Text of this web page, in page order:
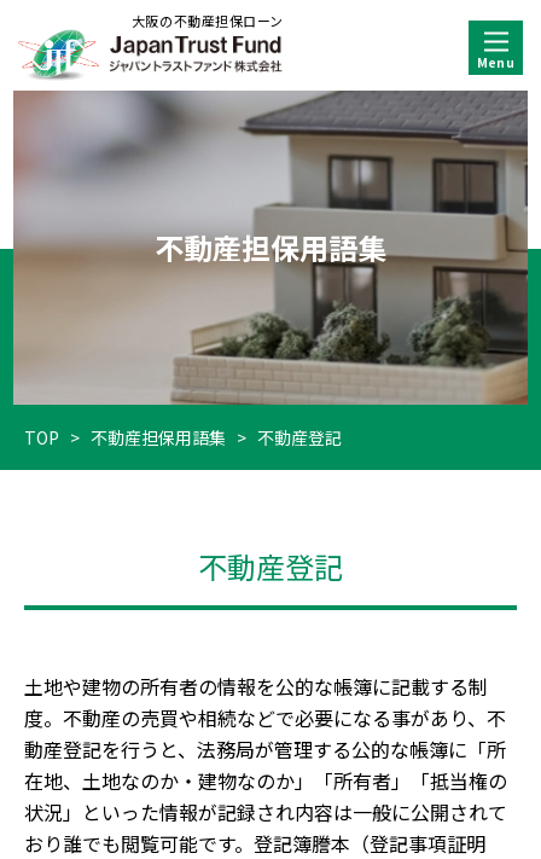
大阪の不動産担保ローン
不動産担保用語集
TOP > 不動産担保用語集 > 不動産登記
不動産登記
土地や建物の所有者の情報を公的な帳簿に記載する制
度。不動産の売買や相続などで必要になる事があり、不
動産登記を行うと、法務局が管理する公的な帳簿に「所
在地、土地なのか・建物なのか」「所有者」「抵当権の
状況」といった情報が記録され内容は一般に公開されて
おり誰でも閲覧可能です。登記簿謄本（登記事項証明